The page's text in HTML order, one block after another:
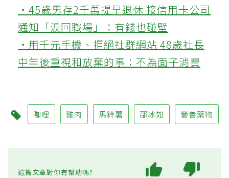
‧45歲男存2千萬提早退休 接信用卡公司
通知「淚回職場」：有錢也碰壁
‧用千元手機、拒絕社群網站 48歲社長
中年後重視和放棄的事：不為面子消費
咖哩 雞肉 馬鈴薯 邵冰如 營養藥物
這篇文章對你有幫助嗎?